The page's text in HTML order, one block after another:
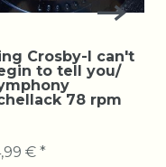
Crosby-I can't
to tell you/
78 rpm
€ *